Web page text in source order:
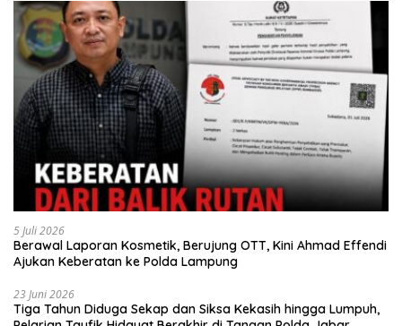
5 Juli 2026
Berawal Laporan Kosmetik, Berujung OTT, Kini Ahmad Effendi
Ajukan Keberatan ke Polda Lampung
23 Juni 2026
Tiga Tahun Diduga Sekap dan Siksa Kekasih hingga Lumpuh,